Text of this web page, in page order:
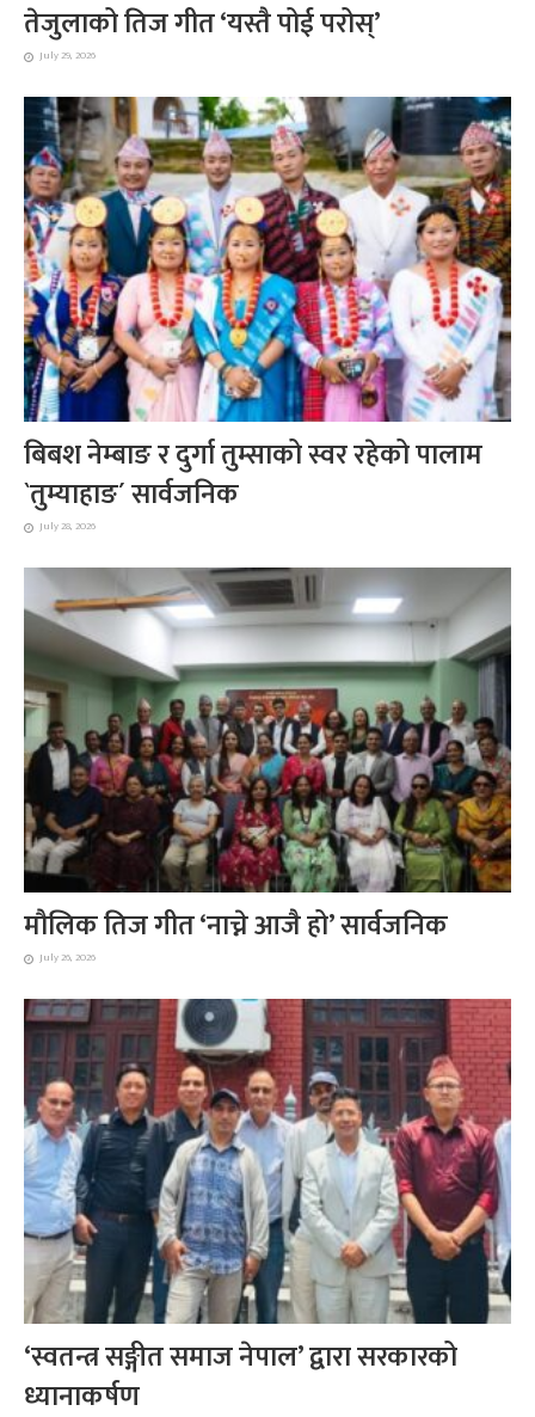
तेजुलाको तिज गीत ‘यस्तै पोई परोस्’
July 29, 2026
बिबश नेम्बाङ र दुर्गा तुम्साको स्वर रहेको पालाम
`तुम्याहाङ´ सार्वजनिक
July 28, 2026
मौलिक तिज गीत ‘नाच्ने आजै हो’ सार्वजनिक
July 26, 2026
‘स्वतन्त्र सङ्गीत समाज नेपाल’ द्वारा सरकारको
ध्यानाकर्षण